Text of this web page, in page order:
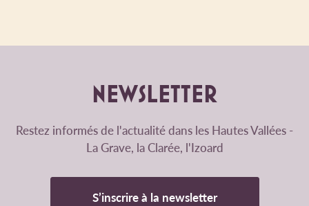
NEWSLETTER
Restez informés de l'actualité dans les Hautes Vallées -
La Grave, la Clarée, l'Izoard
S’inscrire à la newsletter